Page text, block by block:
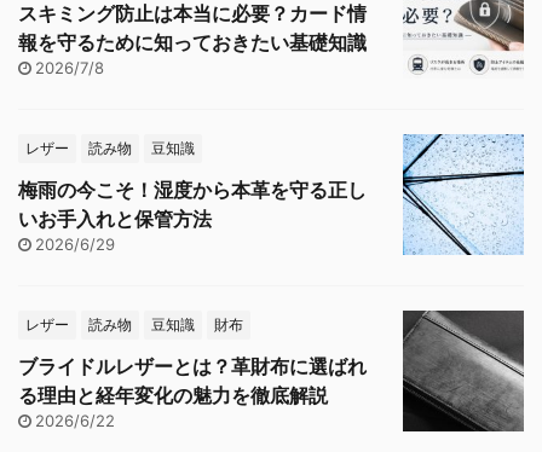
スキミング防止は本当に必要？カード情
報を守るために知っておきたい基礎知識
2026/7/8
レザー 読み物 豆知識
梅雨の今こそ！湿度から本革を守る正し
いお手入れと保管方法
2026/6/29
レザー 読み物 豆知識 財布
ブライドルレザーとは？革財布に選ばれ
る理由と経年変化の魅力を徹底解説
2026/6/22